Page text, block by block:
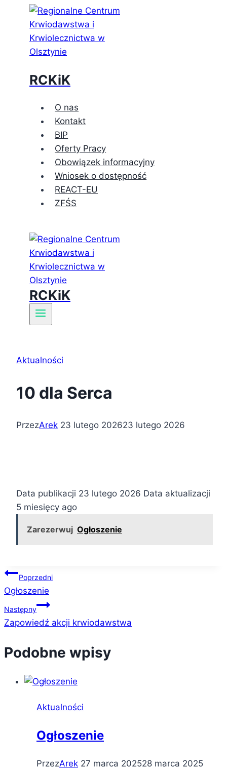
Przejdź
RCKiK
O nas
Kontakt
BIP
Oferty Pracy
Obowiązek informacyjny
Wniosek o dostępność
REACT-EU
ZFŚS
RCKiK
Aktualności
10 dla Serca
PrzezArek 23 lutego 202623 lutego 2026
Data publikacji 23 lutego 2026 Data aktualizacji
5 miesięcy ago
Zarezerwuj Ogłoszenie
Nawigacja
wpisu
Poprzedni
Ogłoszenie
Następny
Zapowiedź akcji krwiodawstwa
Podobne wpisy
Aktualności
Ogłoszenie
PrzezArek 27 marca 202528 marca 2025